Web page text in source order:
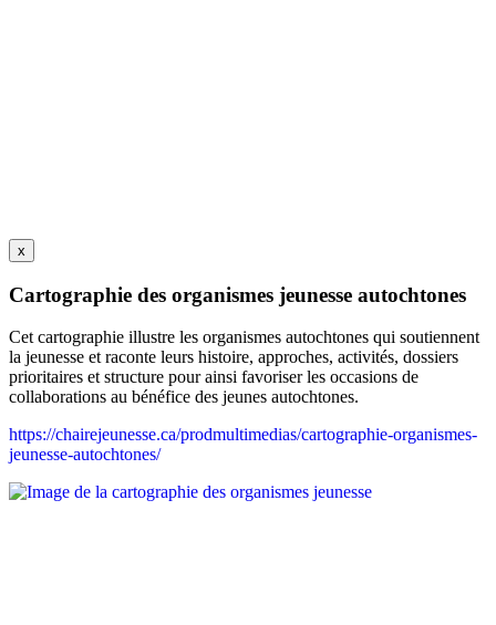
x
Cartographie des organismes jeunesse autochtones
Cet cartographie illustre les organismes autochtones qui soutiennent
la jeunesse et raconte leurs histoire, approches, activités, dossiers
prioritaires et structure pour ainsi favoriser les occasions de
collaborations au bénéfice des jeunes autochtones.
https://chairejeunesse.ca/prodmultimedias/cartographie-organismes-
jeunesse-autochtones/